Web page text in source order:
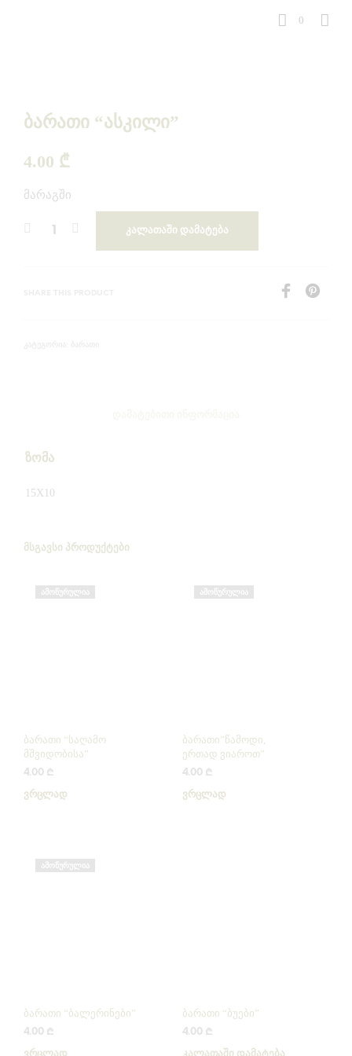
0
ბარათი “ასკილი”
4.00 ₾
მარაგში
ᲙᲐᲚᲐᲗᲐᲨᲘ ᲓᲐᲛᲐᲢᲔᲑᲐ
ზომა
15X10
ᲛᲡᲒᲐᲕᲡᲘ ᲞᲠᲝᲓᲣᲥᲢᲔᲑᲘ
ᲐᲛᲝᲬᲣᲠᲣᲚᲘᲐ
ბარათი “საღამო
მშვიდობისა”
4.00 ₾
ᲕᲠᲪᲚᲐᲓ
ᲐᲛᲝᲬᲣᲠᲣᲚᲘᲐ
ბარათი”წამოდი,
ერთად ვიაროთ”
4.00 ₾
ᲕᲠᲪᲚᲐᲓ
ᲐᲛᲝᲬᲣᲠᲣᲚᲘᲐ
ბარათი “ბალერინები”
4.00 ₾
ᲕᲠᲪᲚᲐᲓ
ბარათი “ბუები”
4.00 ₾
ᲙᲐᲚᲐᲗᲐᲨᲘ ᲓᲐᲛᲐᲢᲔᲑᲐ